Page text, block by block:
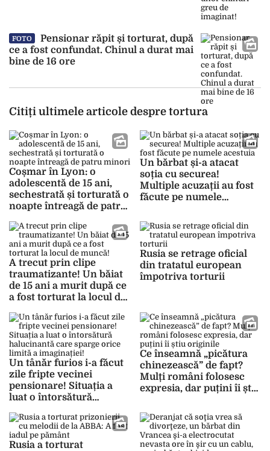
FOTO
Pensionar răpit și torturat, după
ce a fost confundat. Chinul a durat mai
bine de 16 ore
Citiți ultimele articole despre tortura
Coșmar în Lyon: o
adolescentă de 15 ani,
sechestrată și torturată o
noapte întreagă de patru
Un bărbat și-a atacat
soția cu securea!
Multiple acuzații au fost
făcute pe numele
A trecut prin clipe
traumatizante! Un băiat
de 15 ani a murit după ce
a fost torturat la locul de
Rusia se retrage oficial
din tratatul european
împotriva torturii
Un tânăr furios i-a făcut
zile fripte vecinei
pensionare! Situația a
luat o întorsătură
orice limită a
imaginației!
Ce înseamnă „picătura
chinezească” de fapt?
Mulți români folosesc
expresia, dar puțini îi știu
Rusia a torturat